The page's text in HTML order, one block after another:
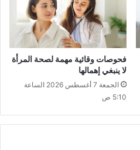
فحوصات وقائية مهمة لصحة المرأة
لا ينبغي إهمالها
الجمعة 7 أغسطس 2026 الساعة
5:10 ص